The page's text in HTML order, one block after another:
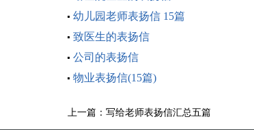
幼儿园老师表扬信 15篇
致医生的表扬信
公司的表扬信
物业表扬信(15篇)
上一篇： 写给老师表扬信汇总五篇